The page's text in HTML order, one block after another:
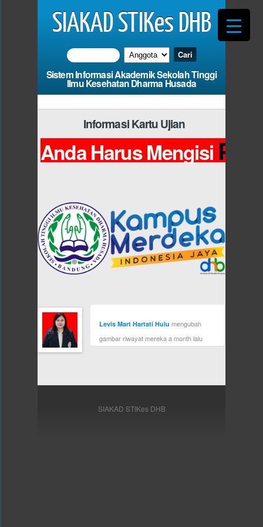
SIAKAD STIKes DHB
Sistem Informasi Akademik Sekolah Tinggi
Ilmu Kesehatan Dharma Husada
Informasi Kartu Ujian
Anda Harus Mengisi
Levis Mart Hartati Hulu mengubah
gambar riwayat merekaa month lalu
SIAKAD STIKes DHB